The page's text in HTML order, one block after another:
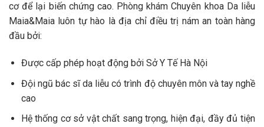
cơ để lại biến chứng cao. Phòng khám Chuyên khoa Da liễu
Maia&Maia luôn tự hào là địa chỉ điều trị nám an toàn hàng
đầu bởi:
Được cấp phép hoạt động bởi Sở Y Tế Hà Nội
Đội ngũ bác sĩ da liễu có trình độ chuyên môn và tay nghề
cao
Hệ thống cơ sở vật chất sang trọng, hiện đại, đầy đủ tiện